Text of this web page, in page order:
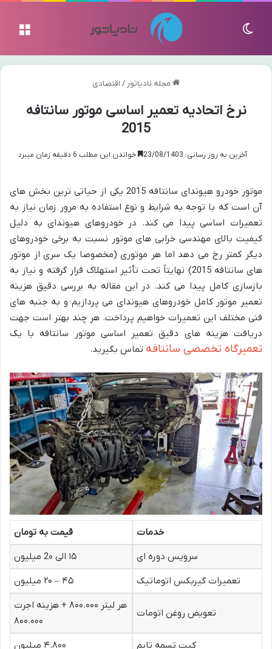
مجله نادیاتور / اقتصادی
نرخ اتحادیه تعمیر اساسی موتور سانتافه
2015
آخرین به روز رسانی: 23/08/1403 خواندن این مطلب 6 دقیقه زمان میبرد
موتور خودرو هیوندای سانتافه 2015 یکی از حیاتی ترین بخش های
آن است که با توجه به شرایط و نوع استفاده به مرور زمان نیاز به
تعمیرات اساسی پیدا می کند. در خودروهای هیوندای به دلیل
کیفیت بالای مهندسی خرابی های موتور نسبت به برخی خودروهای
دیگر کمتر رخ می دهد اما هر موتوری (مخصوصا یک سری از موتور
های سانتافه 2015) نهایتاً تحت تأثیر استهلاک قرار گرفته و نیاز به
بازسازی کامل پیدا می کند. در این مقاله به بررسی دقیق هزینه
تعمیر موتور کامل خودروهای هیوندای می پردازیم و به جنبه های
فنی مختلف این تعمیرات خواهیم پرداخت. هر چند بهتر است جهت
دریافت هزینه های دقیق تعمیر اساسی موتور سانتافه با یک
تعمیرگاه تخصصی سانتافه تماس بگیرید.
خدمات
قیمت به تومان
سرویس دوره ای
۱۵ الی 2۰ میلیون
تعمیرات گیربکس اتوماتیک
۴۵ – ۲۰ میلیون
تعویض روغن اتومات
هر لیتر ۸۰۰.۰۰۰ + هزینه اجرت
۸۰۰.۰۰۰
کیت تسمه تایم
۴.۸۰۰ میلیون